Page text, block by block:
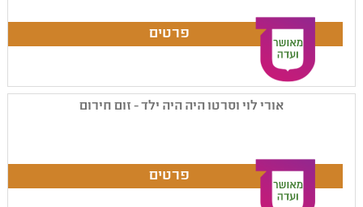
אורי לוי וסרטו היה היה ילד - זום חירום